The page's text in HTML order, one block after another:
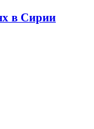
в Сирии